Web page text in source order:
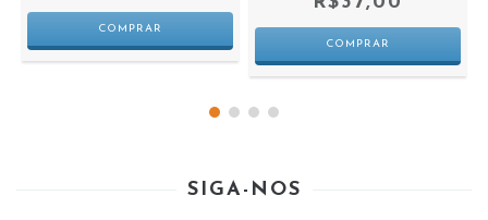
SIGA-NOS